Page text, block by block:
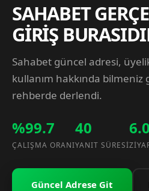
SAHABET
GİRİŞ
Sahabet güncel adresi,
kullanım hakkında bilmeniz
rehberde derlendi.
%99.7
ÇALIŞMA ORANI
40
YANIT SÜRESI
Güncel Adrese Git